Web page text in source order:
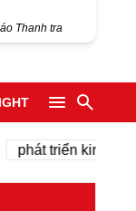
Thanh tra
triển kinh tế tư nhân